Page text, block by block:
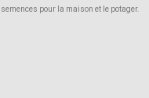
pour la maison et le potager.